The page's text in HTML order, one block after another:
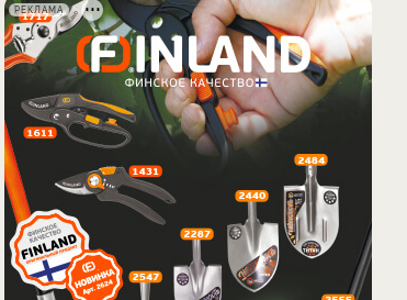
РЕКЛАМА